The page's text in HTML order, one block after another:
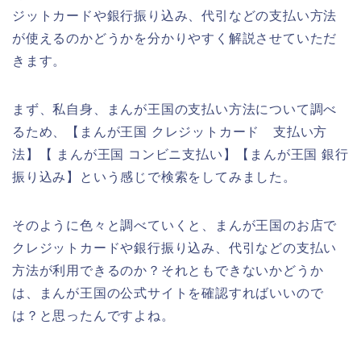
ジットカードや銀行振り込み、代引などの支払い方法
が使えるのかどうかを分かりやすく解説させていただ
きます。
まず、私自身、まんが王国の支払い方法について調べ
るため、【まんが王国 クレジットカード 支払い方
法】【 まんが王国 コンビニ支払い】【まんが王国 銀行
振り込み】という感じで検索をしてみました。
そのように色々と調べていくと、まんが王国のお店で
クレジットカードや銀行振り込み、代引などの支払い
方法が利用できるのか？それともできないかどうか
は、まんが王国の公式サイトを確認すればいいので
は？と思ったんですよね。